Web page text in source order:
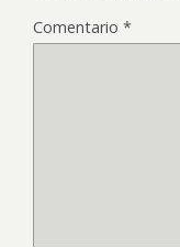
Comentario *